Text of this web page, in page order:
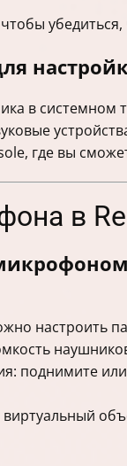
в системном
где вы
в
настроить
поднимите